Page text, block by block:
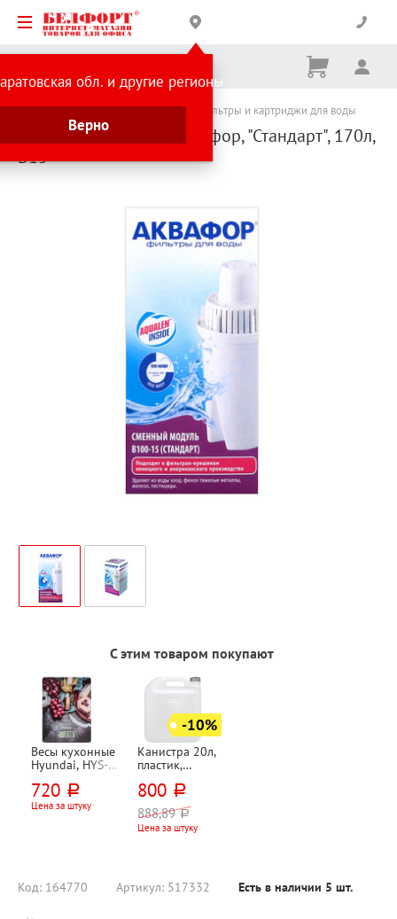
обл. и другие регионы
Верно
Корзина
Ничего
Каталог товаров Бытовая техника Фильтры и картриджи для воды
Картридж сменный Аквафор, "Стандарт", 170л,
В15
С этим товаром покупают
Весы кухонные
Hyundai, HYS-
макс. вес 5кг,
батарейки в
720 руб.
Цена за штуку
-10%
Канистра 20л,
пластик,
"Просперо",
белая
800 руб.
888,89 руб.
Цена за штуку
Код: 164770 Артикул: 517332 Есть в наличии 5 шт.